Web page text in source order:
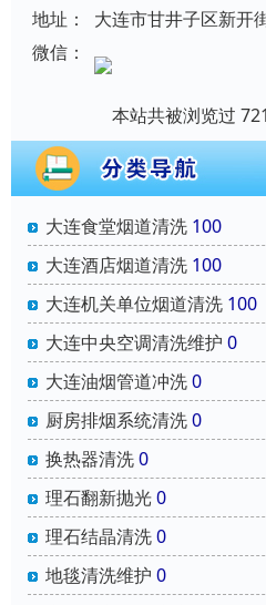
地址：
大连市甘井子区新开
微信：
本站共被浏览过
大连食堂烟道清洗 100
大连酒店烟道清洗 100
大连机关单位烟道清洗 100
大连中央空调清洗维护 0
大连油烟管道冲洗0
厨房排烟系统清洗0
换热器清洗0
理石翻新抛光0
理石结晶清洗0
地毯清洗维护 0